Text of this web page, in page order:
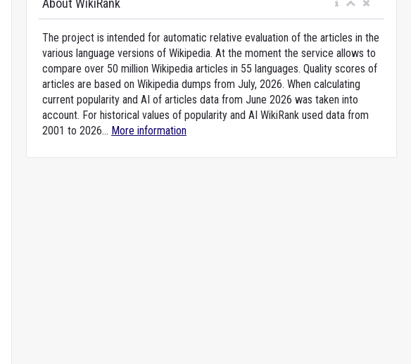
About WikiRank
The project is intended for automatic relative evaluation of the articles in the
various language versions of Wikipedia. At the moment the service allows to
compare over 50 million Wikipedia articles in 55 languages. Quality scores of
articles are based on Wikipedia dumps from July, 2026. When calculating
current popularity and AI of articles data from June 2026 was taken into
account. For historical values of popularity and AI WikiRank used data from
2001 to 2026... More information